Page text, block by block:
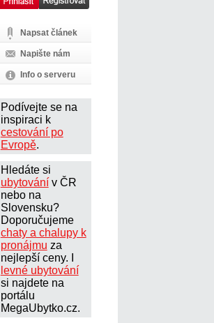
Napsat článek
Napište nám
Info o serveru
Podívejte se na
inspiraci k
cestování po
Evropě.
Hledáte si
ubytovánív ČR
nebo na
Slovensku?
Doporučujeme
chaty a chalupy k
pronájmu za
nejlepší ceny. I
levné ubytování
si najdete na
portálu
MegaUbytko.cz.